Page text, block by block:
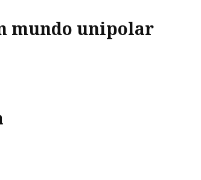
mundo unipolar